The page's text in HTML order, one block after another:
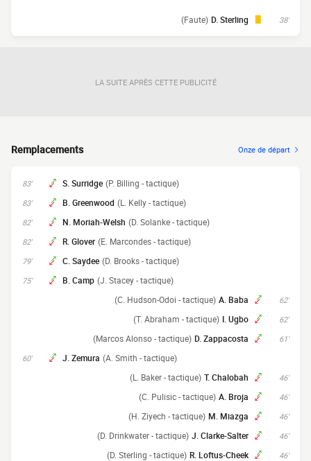
38'
D. Sterling
(Faute)
LA SUITE APRÈS CETTE PUBLICITÉ
Remplacements Onze de départ
83' S. Surridge (P. Billing - tactique)
83' B. Greenwood (L. Kelly - tactique)
82' N. Moriah-Welsh (D. Solanke - tactique)
82' R. Glover (E. Marcondes - tactique)
79' C. Saydee (D. Brooks - tactique)
75' B. Camp (J. Stacey - tactique)
62'
A. Baba
(C. Hudson-Odoi - tactique)
62'
I. Ugbo
(T. Abraham - tactique)
61'
D. Zappacosta
(Marcos Alonso - tactique)
60' J. Zemura (A. Smith - tactique)
46'
T. Chalobah
(L. Baker - tactique)
46'
A. Broja
(C. Pulisic - tactique)
46'
M. Miazga
(H. Ziyech - tactique)
46'
J. Clarke-Salter
(D. Drinkwater - tactique)
46'
R. Loftus-Cheek
(D. Sterling - tactique)